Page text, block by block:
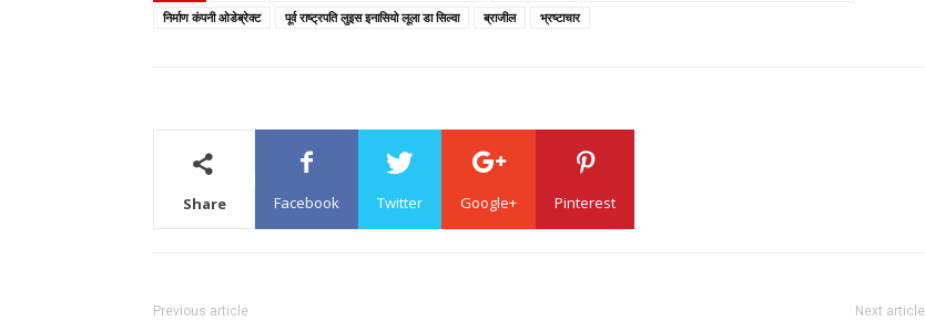
निर्माण कंपनी ओडेब्रेक्ट
पूर्व राष्ट्रपति लुइस इनासियो लूला डा सिल्वा ब्राजील भ्रष्टाचार
Share Facebook Twitter Google+ Pinterest
Previous article Next article